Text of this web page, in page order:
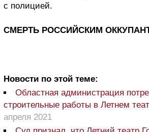
с полицией.
СМЕРТЬ РОССИЙСКИМ
Новости по этой теме:
Областная администрация
строительные работы в Летнем
апреля 2021